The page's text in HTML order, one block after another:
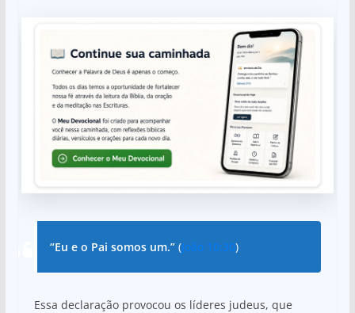
“Eu e o Pai somos um.”(João 10:30)
Essa declaração provocou os líderes judeus, que